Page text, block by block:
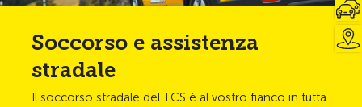
Soccorso e assistenza
stradale
Il soccorso stradale del TCS è al vostro fianco in tutta